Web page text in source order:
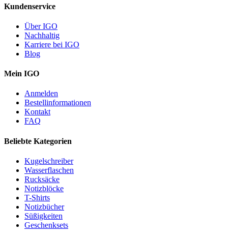
Kundenservice
Über IGO
Nachhaltig
Karriere bei IGO
Blog
Mein IGO
Anmelden
Bestellinformationen
Kontakt
FAQ
Beliebte Kategorien
Kugelschreiber
Wasserflaschen
Rucksäcke
Notizblöcke
T-Shirts
Notizbücher
Süßigkeiten
Geschenksets